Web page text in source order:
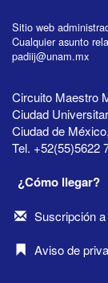
Sitio web
Cualquier asunto
padiij@unam.mx
Circuito Maestro
Ciudad
Ciudad de
Tel. +52(55)5622
¿Cómo llegar?
Suscripción
Aviso de